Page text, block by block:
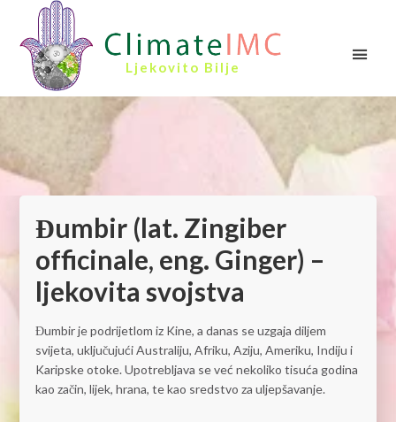
Ljekovito Bilje
Đumbir (lat. Zingiber
officinale, eng. Ginger) –
ljekovita svojstva
Đumbir je podrijetlom iz Kine, a danas se uzgaja diljem
svijeta, uključujući Australiju, Afriku, Aziju, Ameriku, Indiju i
Karipske otoke. Upotrebljava se već nekoliko tisuća godina
kao začin, lijek, hrana, te kao sredstvo za uljepšavanje.